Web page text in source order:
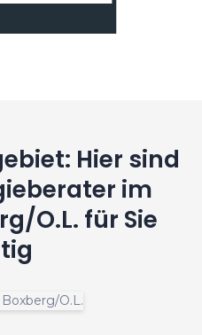
Hier sind
im
O.L. für Sie